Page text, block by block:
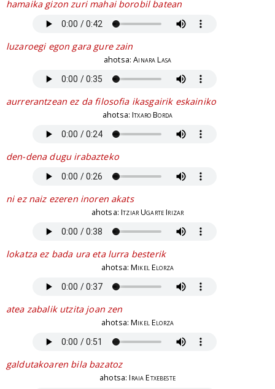
hamaika gizon zuri mahai borobil batean
luzaroegi egon gara gure zain
ahotsa:Ainara Lasa
aurrerantzean ez da filosofia ikasgairik eskainiko
ahotsa:Itxaro Borda
den-dena dugu irabazteko
ni ez naiz ezeren inoren akats
ahotsa:Itziar Ugarte Irizar
lokatza ez bada ura eta lurra besterik
ahotsa:Mikel Elorza
atea zabalik utzita joan zen
ahotsa:Mikel Elorza
galdutakoaren bila bazatoz
ahotsa:Iraia Etxebeste